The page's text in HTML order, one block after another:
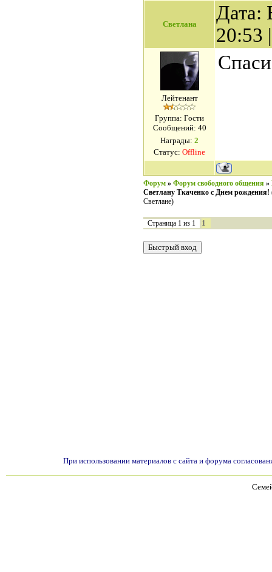
Светлана
Дата:
20:53
Лейтенант
Группа: Гости
Сообщений: 40
Награды: 2
Статус: Offline
Форум » Форум свободного общения »
Светлану Ткаченко с Днем рождения!
Светлане)
Страница 1 из 1 1
При использовании материалов с сайта и форума